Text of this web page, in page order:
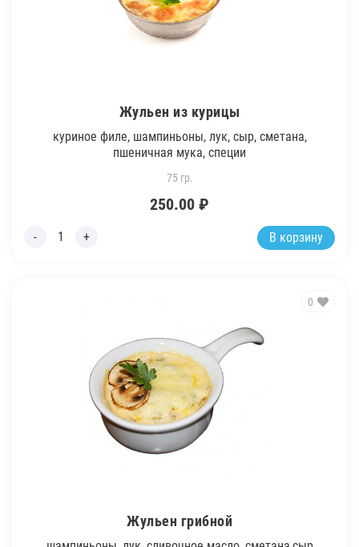
Жульен из курицы
куриное филе, шампиньоны, лук, сыр, сметана,
пшеничная мука, специи
75 гр.
250.00 ₽
В корзину
0
Жульен грибной